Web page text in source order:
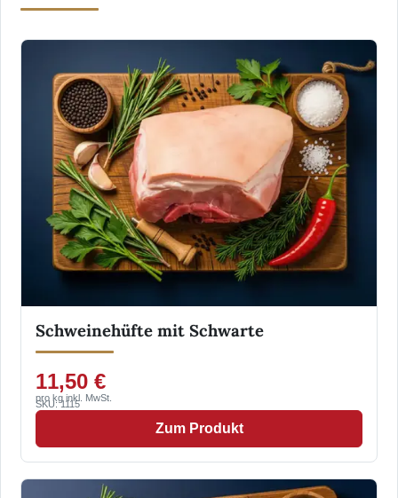
Schweinehüfte mit Schwarte
11,50 €
pro kg inkl. MwSt.
SKU: 1115
Zum Produkt